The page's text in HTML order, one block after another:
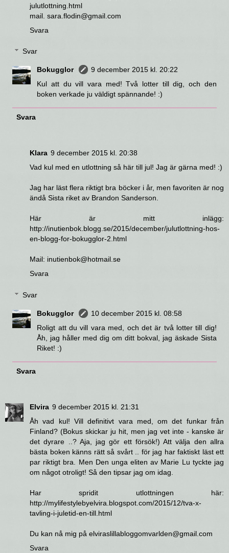
julutlottning.html
mail. sara.flodin@gmail.com
Svara
Svar
Bokugglor
9 december 2015 kl. 20:22
Kul att du vill vara med! Två lotter till dig, och den
boken verkade ju väldigt spännande! :)
Svara
Klara 9 december 2015 kl. 20:38
Vad kul med en utlottning så här till jul! Jag är gärna med! :)
Jag har läst flera riktigt bra böcker i år, men favoriten är nog
ändå Sista riket av Brandon Sanderson.
Här är mitt inlägg:
http://inutienbok.blogg.se/2015/december/julutlottning-hos-
en-blogg-for-bokugglor-2.html
Mail: inutienbok@hotmail.se
Svara
Svar
Bokugglor
10 december 2015 kl. 08:58
Roligt att du vill vara med, och det är två lotter till dig!
Åh, jag håller med dig om ditt bokval, jag äskade Sista
Riket! :)
Svara
Elvira 9 december 2015 kl. 21:31
Åh vad kul! Vill definitivt vara med, om det funkar från
Finland? (Bokus skickar ju hit, men jag vet inte - kanske är
det dyrare ..? Aja, jag gör ett försök!) Att välja den allra
bästa boken känns rätt så svårt .. för jag har faktiskt läst ett
par riktigt bra. Men Den unga eliten av Marie Lu tyckte jag
om något otroligt! Så den tipsar jag om idag.
Har spridit utlottningen här:
http://mylifestylebyelvira.blogspot.com/2015/12/tva-x-
tavling-i-juletid-en-till.html
Du kan nå mig på elviraslillabloggomvarlden@gmail.com
Svara